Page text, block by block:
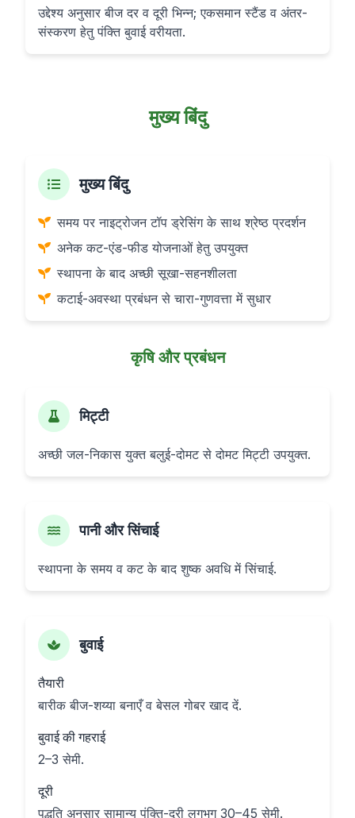
उद्देश्य अनुसार बीज दर व दूरी भिन्न; एकसमान स्टैंड व अंतर-
संस्करण हेतु पंक्ति बुवाई वरीयता.
मुख्य बिंदु
मुख्य बिंदु
समय पर नाइट्रोजन टॉप ड्रेसिंग के साथ श्रेष्ठ प्रदर्शन
अनेक कट-एंड-फीड योजनाओं हेतु उपयुक्त
स्थापना के बाद अच्छी सूखा-सहनशीलता
कटाई-अवस्था प्रबंधन से चारा-गुणवत्ता में सुधार
कृषि और प्रबंधन
मिट्टी
अच्छी जल-निकास युक्त बलुई-दोमट से दोमट मिट्टी उपयुक्त.
पानी और सिंचाई
स्थापना के समय व कट के बाद शुष्क अवधि में सिंचाई.
बुवाई
तैयारी
बारीक बीज-शय्या बनाएँ व बेसल गोबर खाद दें.
बुवाई की गहराई
2–3 सेमी.
दूरी
पद्धति अनुसार सामान्य पंक्ति-दूरी लगभग 30–45 सेमी.